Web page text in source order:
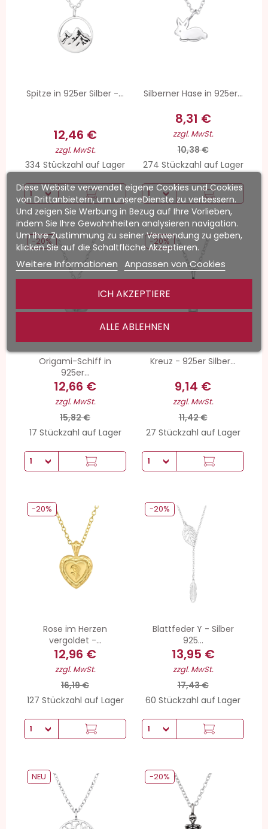
Spitze in 925er Silber -...
12,46 €
zzgl. MwSt.
334 Stückzahl auf Lager
Silberner Hase in 925er...
8,31 €
zzgl. MwSt.
10,38 €
274 Stückzahl auf Lager
Origami-Schiff in
925er...
12,66 €
zzgl. MwSt.
15,82 €
17 Stückzahl auf Lager
-20%
Kreuz - 925er Silber...
9,14 €
zzgl. MwSt.
11,42 €
27 Stückzahl auf Lager
-20%
Rose im Herzen
vergoldet -...
12,96 €
zzgl. MwSt.
16,19 €
127 Stückzahl auf Lager
-20%
Blattfeder Y - Silber
925...
13,95 €
zzgl. MwSt.
17,43 €
60 Stückzahl auf Lager
-20%
NEU -20%
Diese Website verwendet eigene Cookies und Cookies
von Drittanbietern, um unsereDienste zu verbessern.
Und zeigen Sie Werbung in Bezug auf Ihre Vorlieben,
indem Sie Ihre Gewohnheiten analysieren navigation.
Um Ihre Zustimmung zu seiner Verwendung zu geben,
klicken Sie auf die Schaltfläche Akzeptieren.
Weitere Informationen Anpassen von Cookies
ALLE ABLEHNEN
ICH AKZEPTIERE